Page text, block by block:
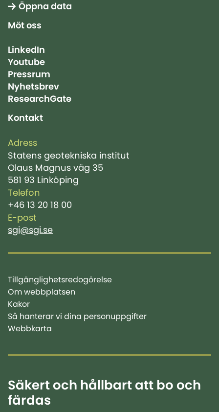
Öppna data
Möt oss
LinkedIn
Youtube
Pressrum
Nyhetsbrev
ResearchGate
Kontakt
Adress
Statens geotekniska institut
Olaus Magnus väg 35
581 93 Linköping
Telefon
+46 13 20 18 00
E-post
sgi@sgi.se
Tillgänglighetsredogörelse
Om webbplatsen
Kakor
Så hanterar vi dina personuppgifter
Webbkarta
Säkert och hållbart att bo och
färdas